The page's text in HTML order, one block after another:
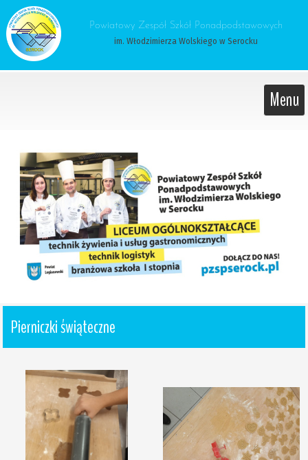
Powiatowy Zespół Szkół Ponadpodstawowych
im. Włodzimierza Wolskiego w Serocku
Menu
Pierniczki świąteczne